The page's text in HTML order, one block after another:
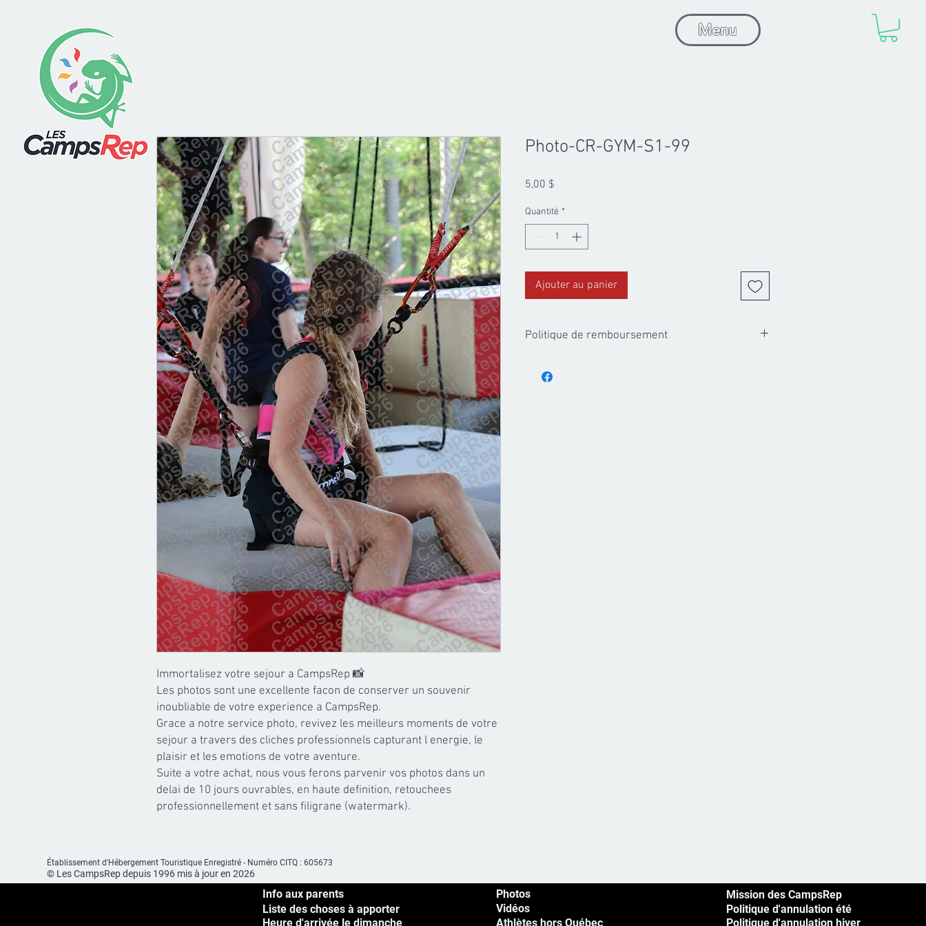
Menu
Immortalisez votre sejour a CampsRep 📸
Les photos sont une excellente facon de conserver un souvenir
inoubliable de votre experience a CampsRep.
Grace a notre service photo, revivez les meilleurs moments de votre
sejour a travers des cliches professionnels capturant l energie, le
plaisir et les emotions de votre aventure.
Suite a votre achat, nous vous ferons parvenir vos photos dans un
delai de 10 jours ouvrables, en haute definition, retouchees
professionnellement et sans filigrane (watermark).
Photo-CR-GYM-S1-99
5,00 $
Quantité *
Ajouter au panier
Politique de remboursement
partir du moment ou les fichiers numeriques vous ont ete
Établissement d'Hébergement Touristique Enregistré - Numéro CITQ : 605673
© Les CampsRep depuis 1996 mis à jour en 2026
Info aux parents
Liste des choses à apporter
Heure d'arrivée le dimanche
Photos
Vidéos
Athlètes hors Québec
Mission des CampsRep
Politique d'annulation été
Politique d'annulation hiver